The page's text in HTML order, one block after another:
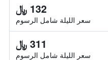
132 ﷼
سعر الليلة شامل الرسوم
311 ﷼
سعر الليلة شامل الرسوم